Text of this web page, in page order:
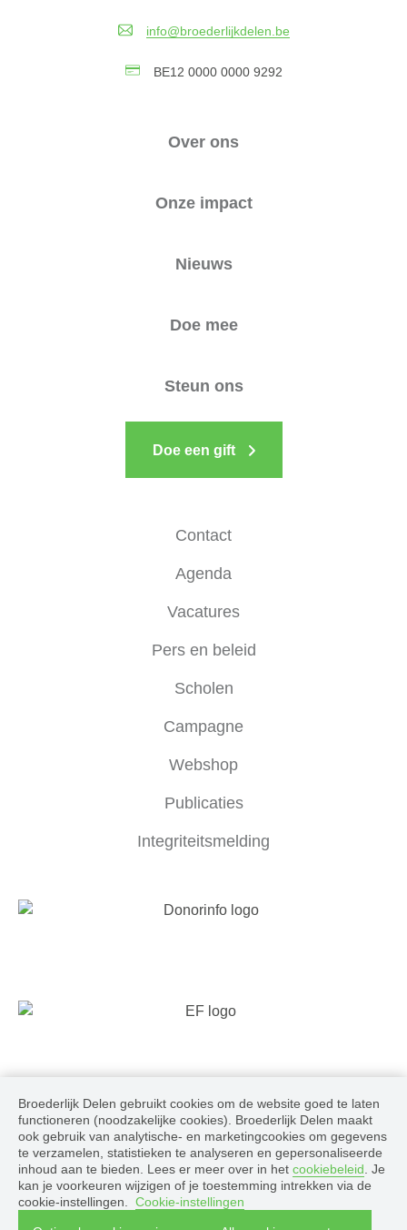
info@broederlijkdelen.be
BE12 0000 0000 9292
Over ons
Onze impact
Nieuws
Doe mee
Steun ons
Doe een gift
Contact
Agenda
Vacatures
Pers en beleid
Scholen
Campagne
Webshop
Publicaties
Integriteitsmelding
Volg ons
© 2026 Broederlijk Delen, alle rechten voorbehouden
Broederlijk Delen gebruikt cookies om de website goed te laten
functioneren (noodzakelijke cookies). Broederlijk Delen maakt
ook gebruik van analytische- en marketingcookies om gegevens
te verzamelen, statistieken te analyseren en gepersonaliseerde
inhoud aan te bieden. Lees er meer over in het cookiebeleid . Je
kan je voorkeuren wijzigen of je toestemming intrekken via de
cookie-instellingen.
Cookie-instellingen